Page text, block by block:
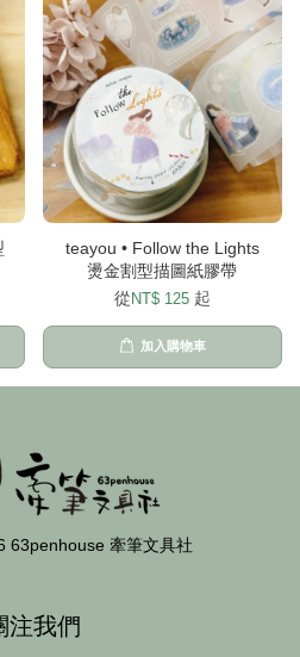
teayou • Follow the Lights
燙金割型描圖紙膠帶
從 NT$ 125 起
加入購物車
63penhouse 牽筆文具社
注我們